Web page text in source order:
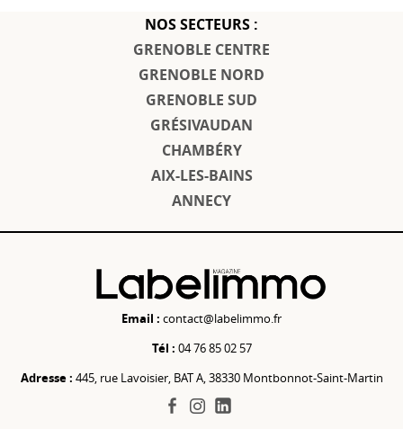
NOS SECTEURS :
GRENOBLE CENTRE
GRENOBLE NORD
GRENOBLE SUD
GRÉSIVAUDAN
CHAMBÉRY
AIX-LES-BAINS
ANNECY
Email : contact@labelimmo.fr
Tél : 04 76 85 02 57
Adresse : 445, rue Lavoisier, BAT A, 38330 Montbonnot-Saint-Martin
facebook
instagram